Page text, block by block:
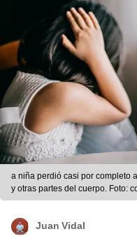
a niña perdió casi por completo
y otras partes del cuerpo. Foto:
Juan Vidal